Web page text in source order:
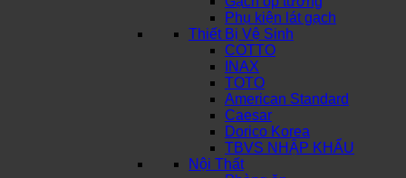
Phụ kiện lát gạch
Thiết Bị Vệ Sinh
COTTO
INAX
TOTO
American Standard
Caesar
Dorico Korea
TBVS NHẬP KHẨU
Nội Thất